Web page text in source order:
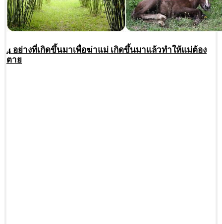
4 อย่างที่เกิดขึ้นมาเพื่อฆ่าแม่ เกิดขึ้นมาแล้วทำให้แม่ต้อง
ตาย